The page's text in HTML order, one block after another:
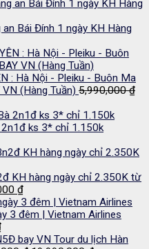
Bái Đính 1 ngày KH Hàng
tại
₫.
: Hà Nội - Pleiku - Buôn Ma
(Hàng Tuần) 5,990,000₫
ks 3* chỉ 1.150k
₫.
KH hàng ngày chỉ 2.350K từ
₫.
₫Giá
hiện
tại
2,350,000 ₫.
3 đêm | Vietnam Airlines
Giá
hiện
Tour du lịch Hàn